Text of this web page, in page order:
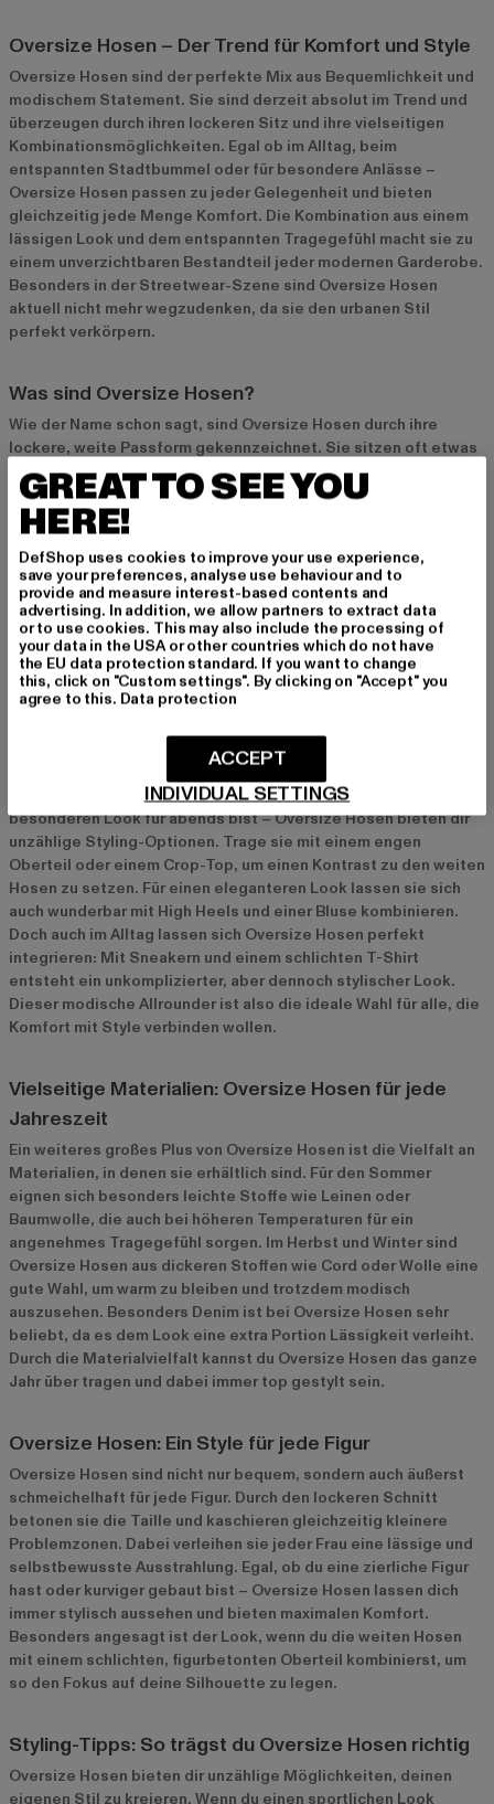
Oversize Hosen – Der Trend für Komfort und Style
Oversize Hosen sind der perfekte Mix aus Bequemlichkeit und
modischem Statement. Sie sind derzeit absolut im Trend und
überzeugen durch ihren lockeren Sitz und ihre vielseitigen
Kombinationsmöglichkeiten. Egal ob im Alltag, beim
entspannten Stadtbummel oder für besondere Anlässe –
Oversize Hosen passen zu jeder Gelegenheit und bieten
gleichzeitig jede Menge Komfort. Die Kombination aus einem
lässigen Look und dem entspannten Tragegefühl macht sie zu
einem unverzichtbaren Bestandteil jeder modernen Garderobe.
Besonders in der Streetwear-Szene sind Oversize Hosen
aktuell nicht mehr wegzudenken, da sie den urbanen Stil
perfekt verkörpern.
Was sind Oversize Hosen?
Wie der Name schon sagt, sind Oversize Hosen durch ihre
lockere, weite Passform gekennzeichnet. Sie sitzen oft etwas
tiefer auf der Hüfte und bieten durch ihren großzügigen Schnitt
ein angenehmes Tragegefühl. Diese Hosenarten wirken jedoch
keineswegs unförmig, sondern schaffen eine perfekte Balance
zwischen Lässigkeit und modischem Chic. Oft erinnern
Oversize Hosen an den „Baggy Style“ der 90er Jahre, der in der
Hip-Hop-Szene groß wurde, aber heutzutage in neuem Glanz
erstrahlt. Die modernen Schnitte und unterschiedlichen
Materialien sorgen dafür, dass Oversize Hosen heute in
verschiedenen Stilen von casual bis elegant getragen werden
können.
Warum Oversize Hosen der perfekte Begleiter sind
Oversize Hosen sind wahre Allrounder. Egal ob du ein lässiges
Outfit für den Alltag suchst oder auf der Suche nach einem
besonderen Look für abends bist – Oversize Hosen bieten dir
unzählige Styling-Optionen. Trage sie mit einem engen
Oberteil oder einem Crop-Top, um einen Kontrast zu den weiten
Hosen zu setzen. Für einen eleganteren Look lassen sie sich
auch wunderbar mit High Heels und einer Bluse kombinieren.
Doch auch im Alltag lassen sich Oversize Hosen perfekt
integrieren: Mit Sneakern und einem schlichten T-Shirt
entsteht ein unkomplizierter, aber dennoch stylischer Look.
Dieser modische Allrounder ist also die ideale Wahl für alle, die
Komfort mit Style verbinden wollen.
Vielseitige Materialien: Oversize Hosen für jede
Jahreszeit
Ein weiteres großes Plus von Oversize Hosen ist die Vielfalt an
Materialien, in denen sie erhältlich sind. Für den Sommer
eignen sich besonders leichte Stoffe wie Leinen oder
Baumwolle, die auch bei höheren Temperaturen für ein
angenehmes Tragegefühl sorgen. Im Herbst und Winter sind
Oversize Hosen aus dickeren Stoffen wie Cord oder Wolle eine
gute Wahl, um warm zu bleiben und trotzdem modisch
auszusehen. Besonders Denim ist bei Oversize Hosen sehr
beliebt, da es dem Look eine extra Portion Lässigkeit verleiht.
Durch die Materialvielfalt kannst du Oversize Hosen das ganze
Jahr über tragen und dabei immer top gestylt sein.
Oversize Hosen: Ein Style für jede Figur
Oversize Hosen sind nicht nur bequem, sondern auch äußerst
schmeichelhaft für jede Figur. Durch den lockeren Schnitt
betonen sie die Taille und kaschieren gleichzeitig kleinere
Problemzonen. Dabei verleihen sie jeder Frau eine lässige und
selbstbewusste Ausstrahlung. Egal, ob du eine zierliche Figur
hast oder kurviger gebaut bist – Oversize Hosen lassen dich
immer stylisch aussehen und bieten maximalen Komfort.
Besonders angesagt ist der Look, wenn du die weiten Hosen
mit einem schlichten, figurbetonten Oberteil kombinierst, um
so den Fokus auf deine Silhouette zu legen.
Styling-Tipps: So trägst du Oversize Hosen richtig
Oversize Hosen bieten dir unzählige Möglichkeiten, deinen
eigenen Stil zu kreieren. Wenn du einen sportlichen Look
GREAT TO SEE YOU
HERE!
DefShop uses cookies to improve your use experience,
save your preferences, analyse use behaviour and to
provide and measure interest-based contents and
advertising. In addition, we allow partners to extract data
or to use cookies. This may also include the processing of
your data in the USA or other countries which do not have
the EU data protection standard. If you want to change
this, click on "Custom settings". By clicking on "Accept" you
agree to this. Data protection
INDIVIDUAL SETTINGS
ACCEPT